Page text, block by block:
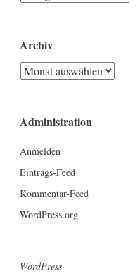
Archiv
Archiv
Administration
Anmelden
Eintrags-Feed
Kommentar-Feed
WordPress.org
WordPress